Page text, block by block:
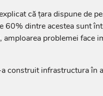
că țara dispune de
60% dintre acestea sunt
amploarea problemei face
a construit infrastructura în